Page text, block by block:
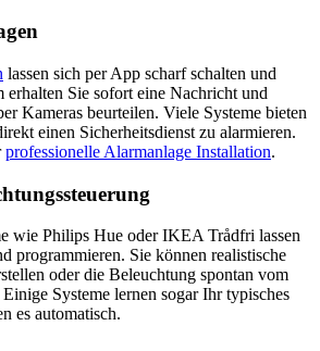
lassen sich per App scharf schalten und
Sie sofort eine Nachricht und
Kameras beurteilen. Viele Systeme bieten
einen Sicherheitsdienst zu alarmieren.
professionelle Alarmanlage Installation.
wie Philips Hue oder IKEA Trådfri lassen
programmieren. Sie können realistische
oder die Beleuchtung spontan vom
Systeme lernen sogar Ihr typisches
es automatisch.